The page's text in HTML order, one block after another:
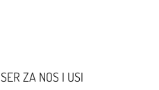
ZA NOS I USI